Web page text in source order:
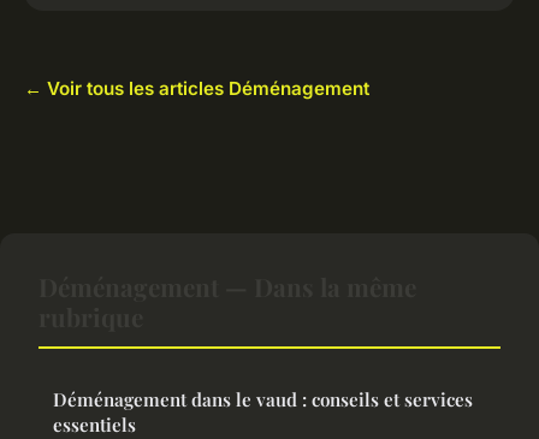
← Voir tous les articles Déménagement
Déménagement dans le vaud : conseils et services
essentiels